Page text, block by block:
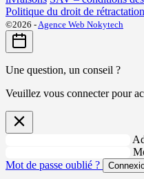
Politique du droit de rétractation
©2026 -Agence Web Nokytech
Une question, un conseil ?
Veuillez vous connecter pour
Mot de passe oublié ?